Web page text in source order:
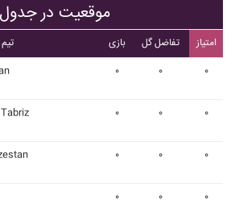
موقعیت در جدول
تیم بازی تفاضل گل
امتیاز
۰ ۰ ۰
۰ ۰ ۰
۰ ۰ ۰
۰ ۰ ۰